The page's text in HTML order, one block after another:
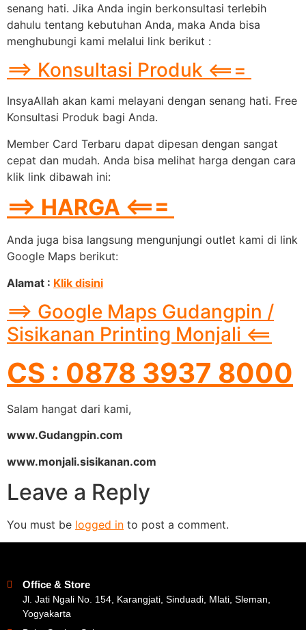
senang hati. Jika Anda ingin berkonsultasi terlebih
dahulu tentang kebutuhan Anda, maka Anda bisa
menghubungi kami melalui link berikut :
==> Konsultasi Produk <===
InsyaAllah akan kami melayani dengan senang hati. Free
Konsultasi Produk bagi Anda.
Member Card Terbaru dapat dipesan dengan sangat
cepat dan mudah. Anda bisa melihat harga dengan cara
klik link dibawah ini:
==> HARGA <===
Anda juga bisa langsung mengunjungi outlet kami di link
Google Maps berikut:
Alamat : Klik disini
==> Google Maps Gudangpin /
Sisikanan Printing Monjali <==
CS : 0878 3937 8000
Salam hangat dari kami,
www.Gudangpin.com
www.monjali.sisikanan.com
Leave a Reply
You must be logged in to post a comment.
Office & Store
Jl. Jati Ngali No. 154, Karangjati, Sinduadi, Mlati, Sleman,
Yogyakarta